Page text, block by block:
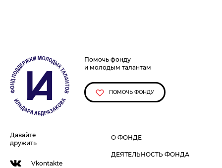
Помочь фонду
и молодым талантам
ПОМОЧЬ ФОНДУ
О ФОНДЕ
ДЕЯТЕЛЬНОСТЬ ФОНДА
Давайте
дружить
Vkontakte